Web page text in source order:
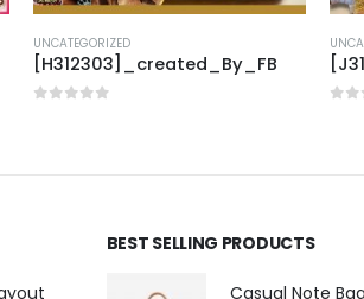
UNCATEGORIZED
[H312303]_created_By_FB
BEST SELLING PRODUCTS
Casual Note Bag